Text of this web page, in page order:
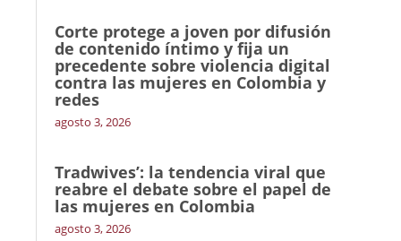
Corte protege a joven por difusión
de contenido íntimo y fija un
precedente sobre violencia digital
contra las mujeres en Colombia y
redes
agosto 3, 2026
Tradwives’: la tendencia viral que
reabre el debate sobre el papel de
las mujeres en Colombia
agosto 3, 2026